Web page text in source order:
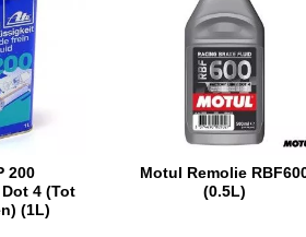
200
Dot 4 (tot
(1L)
In winkelwagen
Motul Remolie
(0.5L)